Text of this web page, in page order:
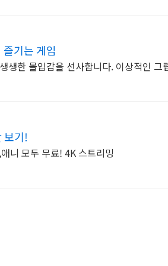
기는 게임
생한 몰입감을 선사합니다. 이상적인 그
보기!
니 모두 무료! 4K 스트리밍